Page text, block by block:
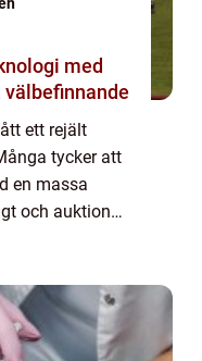
med
välbefinnande
ett rejält
tycker att
en massa
och auktioner